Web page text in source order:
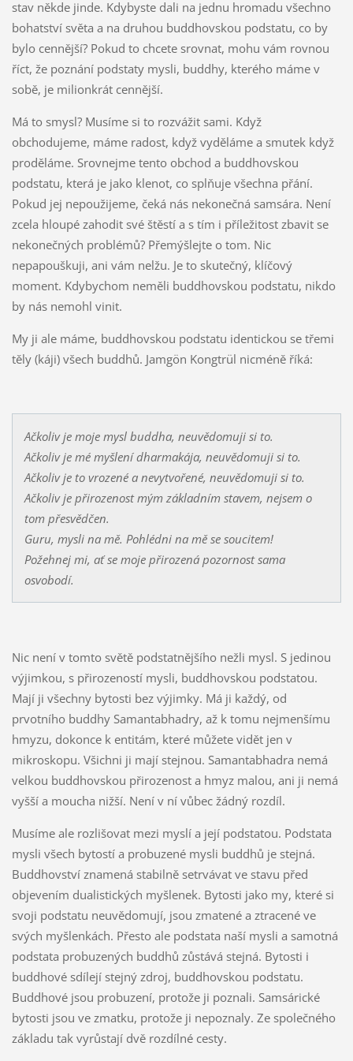
stav někde jinde. Kdybyste dali na jednu hromadu všechno
bohatství světa a na druhou buddhovskou podstatu, co by
bylo cennější? Pokud to chcete srovnat, mohu vám rovnou
říct, že poznání podstaty mysli, buddhy, kterého máme v
sobě, je milionkrát cennější.
Má to smysl? Musíme si to rozvážit sami. Když
obchodujeme, máme radost, když vyděláme a smutek když
proděláme. Srovnejme tento obchod a buddhovskou
podstatu, která je jako klenot, co splňuje všechna přání.
Pokud jej nepoužijeme, čeká nás nekonečná samsára. Není
zcela hloupé zahodit své štěstí a s tím i příležitost zbavit se
nekonečných problémů? Přemýšlejte o tom. Nic
nepapouškuji, ani vám nelžu. Je to skutečný, klíčový
moment. Kdybychom neměli buddhovskou podstatu, nikdo
by nás nemohl vinit.
My ji ale máme, buddhovskou podstatu identickou se třemi
těly (káji) všech buddhů. Jamgön Kongtrül nicméně říká:
Ačkoliv je moje mysl buddha, neuvědomuji si to.
Ačkoliv je mé myšlení dharmakája, neuvědomuji si to.
Ačkoliv je to vrozené a nevytvořené, neuvědomuji si to.
Ačkoliv je přirozenost mým základním stavem, nejsem o
tom přesvědčen.
Guru, mysli na mě. Pohlédni na mě se soucitem!
Požehnej mi, ať se moje přirozená pozornost sama
osvobodí.
Nic není v tomto světě podstatnějšího nežli mysl. S jedinou
výjimkou, s přirozeností mysli, buddhovskou podstatou.
Mají ji všechny bytosti bez výjimky. Má ji každý, od
prvotního buddhy Samantabhadry, až k tomu nejmenšímu
hmyzu, dokonce k entitám, které můžete vidět jen v
mikroskopu. Všichni ji mají stejnou. Samantabhadra nemá
velkou buddhovskou přirozenost a hmyz malou, ani ji nemá
vyšší a moucha nižší. Není v ní vůbec žádný rozdíl.
Musíme ale rozlišovat mezi myslí a její podstatou. Podstata
mysli všech bytostí a probuzené mysli buddhů je stejná.
Buddhovství znamená stabilně setrvávat ve stavu před
objevením dualistických myšlenek. Bytosti jako my, které si
svoji podstatu neuvědomují, jsou zmatené a ztracené ve
svých myšlenkách. Přesto ale podstata naší mysli a samotná
podstata probuzených buddhů zůstává stejná. Bytosti i
buddhové sdílejí stejný zdroj, buddhovskou podstatu.
Buddhové jsou probuzení, protože ji poznali. Samsárické
bytosti jsou ve zmatku, protože ji nepoznaly. Ze společného
základu tak vyrůstají dvě rozdílné cesty.